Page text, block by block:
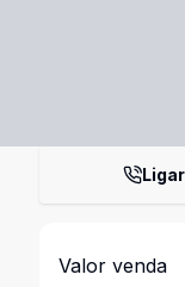
Ligar
Valor venda